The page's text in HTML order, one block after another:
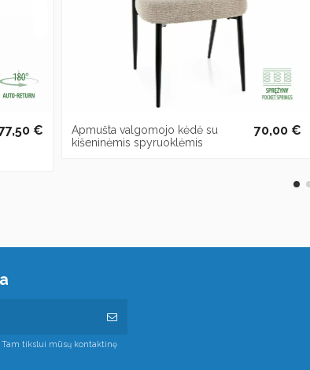
€
Apmušta valgomojo kėdė su
kišeninėmis spyruoklėmis
70,00 €
tikslui mūsų kontaktinę